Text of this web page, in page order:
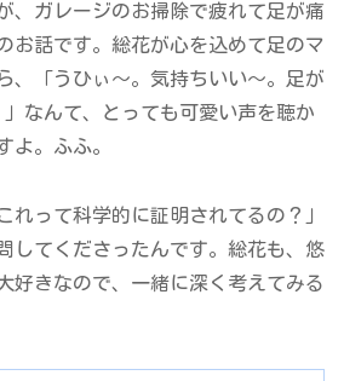
、ガレージのお掃除で疲れて足が痛
お話です。総花が心を込めて足のマ
、「うひぃ～。気持ちいい～。足が
なんて、とっても可愛い声を聴か
よ。ふふ。
れって科学的に証明されてるの？」
してくださったんです。総花も、悠
好きなので、一緒に深く考えてみる